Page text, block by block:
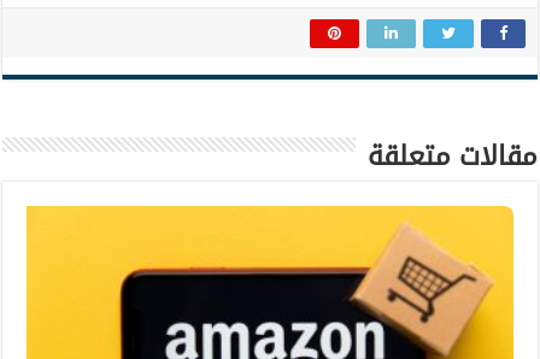
مقالات متعلقة